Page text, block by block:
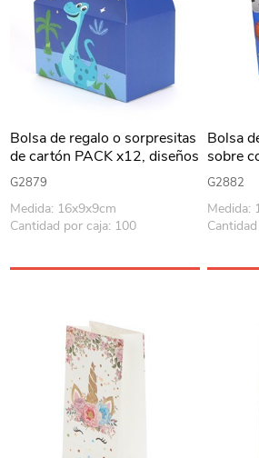
Bolsa de regalo o sorpresitas
de cartón PACK x12, diseños
dinosaurios
G2879
Medida: 16x9x9cm
Cantidad por caja: 100
Bolsa
sobre
x12,
G2882
Medida: